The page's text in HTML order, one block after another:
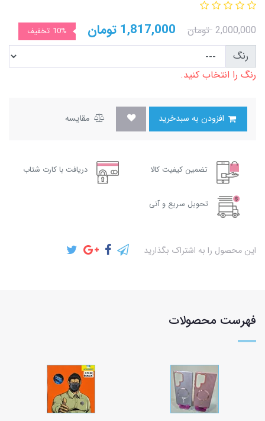
2,000,000 تومان 1,817,000 تومان 10% تخفیف
رنگ
رنگ را انتخاب کنید.
مقایسه
تضمین کیفیت کالا دریافت با کارت شتاب
تحویل سریع و آنی
این محصول را به اشتراک بگذارید
فهرست محصولات